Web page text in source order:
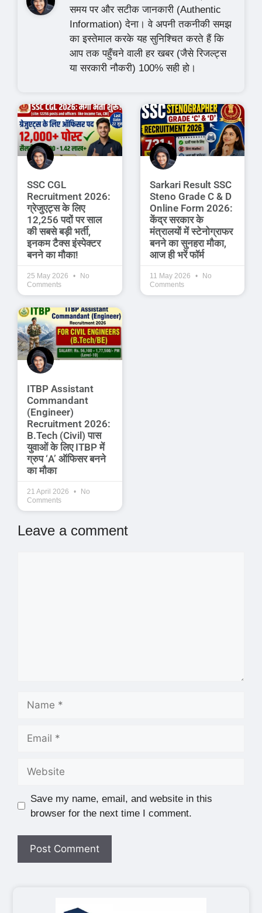
समय पर और सटीक जानकारी (Authentic
Information) देना। वे अपनी तकनीकी समझ
का इस्तेमाल करके यह सुनिश्चित करते हैं कि
आप तक पहुँचने वाली हर खबर (जैसे रिजल्ट्स
या सरकारी नौकरी) 100% सही हो।
SSC CGL
Recruitment 2026:
ग्रेजुएट्स के लिए
12,256 पदों पर साल
की सबसे बड़ी भर्ती,
इनकम टैक्स इंस्पेक्टर
बनने का मौका!
25 May 2026
No
Comments
Sarkari Result SSC
Steno Grade C & D
Online Form 2026:
केंद्र सरकार के
मंत्रालयों में स्टेनोग्राफर
बनने का सुनहरा मौका,
आज ही भरें फॉर्म
11 May 2026
No
Comments
ITBP Assistant
Commandant
(Engineer)
Recruitment 2026:
B.Tech (Civil) पास
युवाओं के लिए ITBP में
ग्रुप ‘A’ ऑफिसर बनने
का मौका
21 April 2026
No
Comments
Leave a comment
Save my name, email, and website in this
browser for the next time I comment.